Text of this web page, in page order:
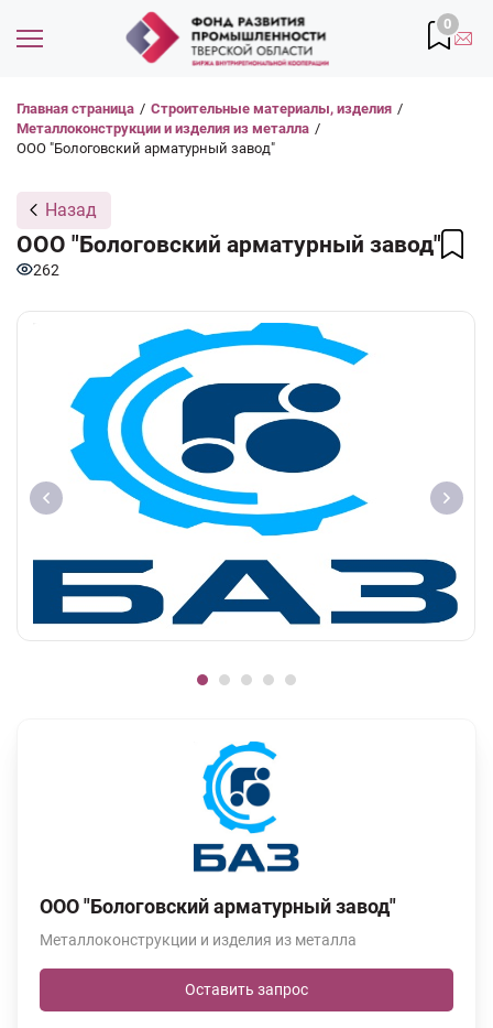
0
Главная страница / Строительные материалы, изделия /
Металлоконструкции и изделия из металла /
ООО "Бологовский арматурный завод"
Назад
262
ООО "Бологовский арматурный завод"
ООО "Бологовский арматурный завод"
Металлоконструкции и изделия из металла
Оставить запрос